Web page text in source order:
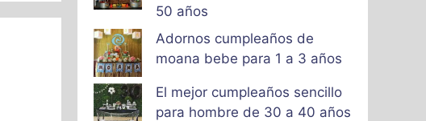
50 años
Adornos cumpleaños de
moana bebe para 1 a 3 años
El mejor cumpleaños sencillo
para hombre de 30 a 40 años